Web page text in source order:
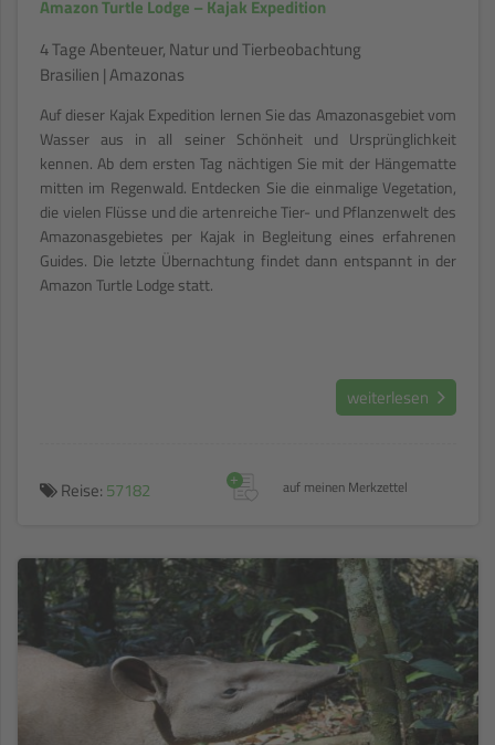
Amazon Turtle Lodge – Kajak Expedition
4 Tage Abenteuer, Natur und Tierbeobachtung
Brasilien | Amazonas
Auf dieser Kajak Expedition lernen Sie das Amazonasgebiet vom
Wasser aus in all seiner Schönheit und Ursprünglichkeit
kennen. Ab dem ersten Tag nächtigen Sie mit der Hängematte
mitten im Regenwald. Entdecken Sie die einmalige Vegetation,
die vielen Flüsse und die artenreiche Tier- und Pflanzenwelt des
Amazonasgebietes per Kajak in Begleitung eines erfahrenen
Guides. Die letzte Übernachtung findet dann entspannt in der
Amazon Turtle Lodge statt.
weiterlesen
Reise: 57182 auf meinen Merkzettel
+